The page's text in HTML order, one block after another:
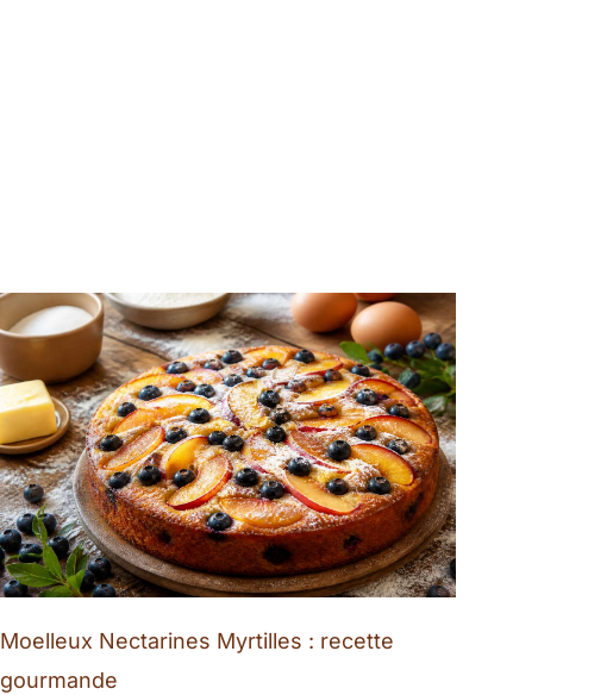
Moelleux Nectarines Myrtilles : recette
gourmande